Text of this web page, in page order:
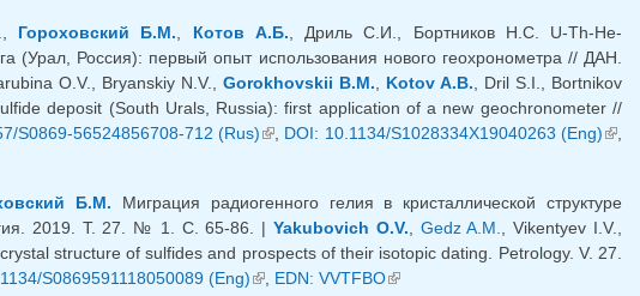
Гороховский Б.М. Котов А.Б. , Дриль С.И., Бортников Н.С. U-Th-He-
(Урал, Россия): первый опыт использования нового геохронометра // ДАН.
O.V., Bryanskiy N.V.,Gorokhovskii B.M. Kotov A.B. , Dril S.I., Bortnikov
deposit (South Urals, Russia): first application of a new geochronometer //
S0869-56524856708-712 (Rus)(внешняя ссылка)
, DOI: 10.1134/S1028334X19040263 (Eng)
Б.М. Миграция радиогенного гелия в кристаллической структуре
2019. Т. 27. № 1. С. 65-86. |Yakubovich O.V. Gedz A.M.
, Vikentyev I.V.,
structure of sulfides and prospects of their isotopic dating. Petrology. V. 27.
S0869591118050089 (Eng)(внешняя ссылка)
, EDN: VVTFBO(внешняя ссылка)